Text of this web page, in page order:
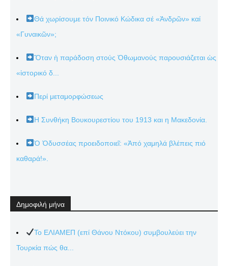
Θά χωρίσουμε τόν Ποινικό Κώδικα σέ «Ἀνδρῶν» καί
«Γυναικῶν»;
Ὅταν ἡ παράδοση στούς Ὀθωμανούς παρουσιάζεται ὡς
«ἱστορικό δ...
Περί μεταμορφώσεως
Η Συνθήκη Βουκουρεστίου του 1913 και η Μακεδονία.
Ὁ Ὀδυσσέας προειδοποιεῖ: «Ἀπό χαμηλά βλέπεις πιό
καθαρά!».
Δημοφιλή μήνα
Το ΕΛΙΑΜΕΠ (επί Θάνου Ντόκου) συμβουλεύει την
Τουρκία πώς θα...